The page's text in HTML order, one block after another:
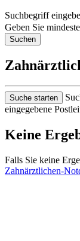
Suchbegriff
Geben Sie
Suchen
Suche starten
eingegebene
Keine
Falls Sie keine
Zahnärztlichen-